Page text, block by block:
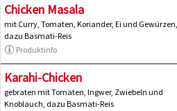
Chicken Masala
mit Curry, Tomaten, Koriander, Ei und Gewürzen,
dazu Basmati-Reis
Produktinfo
Karahi-Chicken
gebraten mit Tomaten, Ingwer, Zwiebeln und
Knoblauch, dazu Basmati-Reis